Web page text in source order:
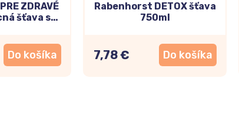
ZDRAVÉ
šťava s
Do košíka
Rabenhorst DETOX šťava
750ml
7,78 € Do košíka